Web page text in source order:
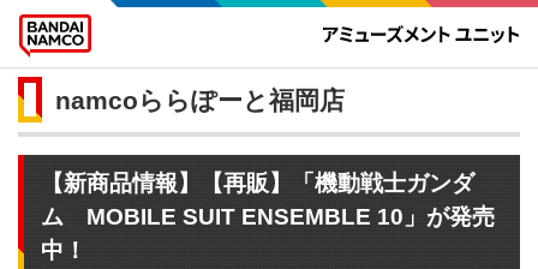
namcoららぽーと福岡店
【新商品情報】【再販】「機動戦士ガンダ
ム MOBILE SUIT ENSEMBLE 10」が発売
中！